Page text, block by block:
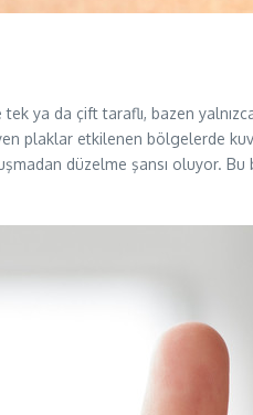
ya da çift taraflı, bazen
plaklar etkilenen bölgelerde
düzelme şansı oluyor.